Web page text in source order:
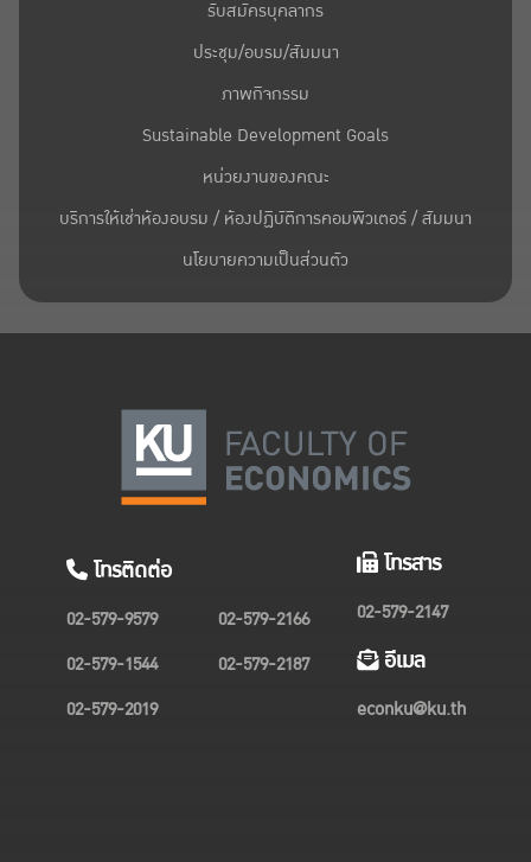
รับสมัครบุคลากร
ประชุม/อบรม/สัมมนา
ภาพกิจกรรม
Sustainable Development Goals
หน่วยงานของคณะ
บริการให้เช่าห้องอบรม / ห้องปฏิบัติการคอมพิวเตอร์ / สัมมนา
นโยบายความเป็นส่วนตัว
โทรติดต่อ
02-579-9579
02-579-1544
02-579-2019
02-579-2166
02-579-2187
โทรสาร
02-579-2147
อีเมล
econku@ku.th